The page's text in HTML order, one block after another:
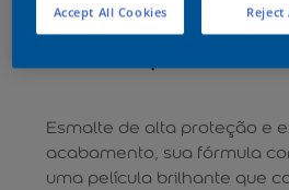
Esmalte de alta proteção e
acabamento, sua fórmula
uma película brilhante que
Reject
Accept All Cookies